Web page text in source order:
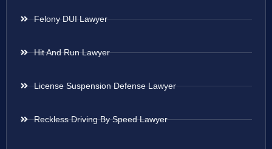
Felony DUI Lawyer
Hit And Run Lawyer
License Suspension Defense Lawyer
Reckless Driving By Speed Lawyer